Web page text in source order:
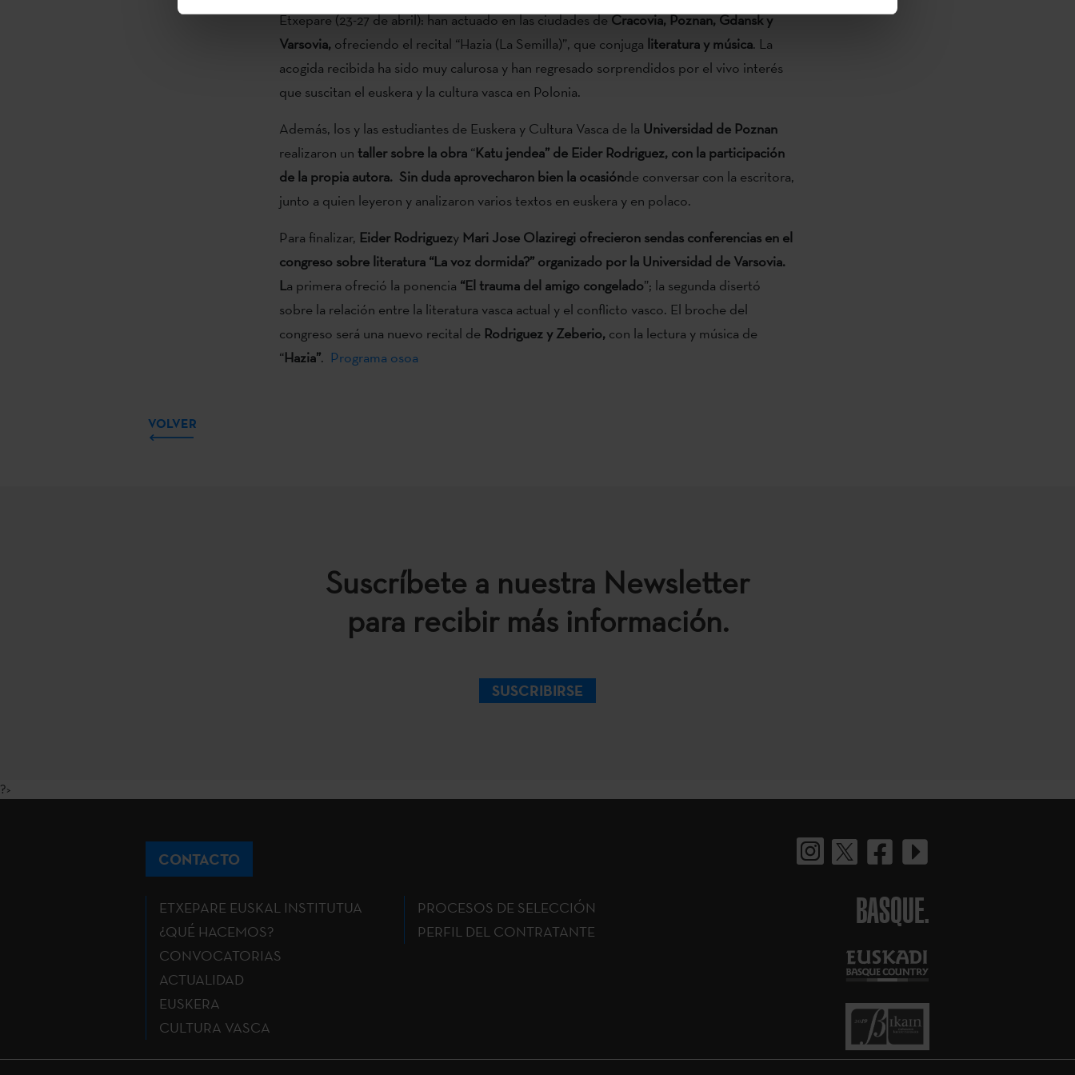
Etxepare (23-27 de abril): han actuado en las ciudades deCracovia, Poznan, Gdansk y
Varsovia, ofreciendo el recital “Hazia (La Semilla)”, que conjuga literatura y música. La
acogida recibida ha sido muy calurosa y han regresado sorprendidos por el vivo interés
que suscitan el euskera y la cultura vasca en Polonia.
Además, los y las estudiantes de Euskera y Cultura Vasca de la Universidad de Poznan
realizaron un taller sobre la obra“Katu jendea” de Eider Rodriguez, con la participación
de la propia autora. Sin duda aprovecharon bien la ocasiónde conversar con la escritora,
junto a quien leyeron y analizaron varios textos en euskera y en polaco.
Para finalizar, Eider RodriguezyMari Jose Olaziregi ofrecieron sendas conferencias en el
congreso sobre literatura “La voz dormida?” organizado por la Universidad de Varsovia.
La primera ofreció la ponencia “El trauma del amigo congelado”; la segunda disertó
sobre la relación entre la literatura vasca actual y el conflicto vasco. El broche del
congreso será una nuevo recital deRodriguez y Zeberio, con la lectura y música de
“Hazia”. Programa osoa
VOLVER
Suscríbete a nuestra Newsletter
para recibir más información.
SUSCRIBIRSE
?>
CONTACTO
ETXEPARE EUSKAL INSTITUTUA
¿QUÉ HACEMOS?
CONVOCATORIAS
ACTUALIDAD
EUSKERA
CULTURA VASCA
PROCESOS DE SELECCIÓN
PERFIL DEL CONTRATANTE
BASQUE.